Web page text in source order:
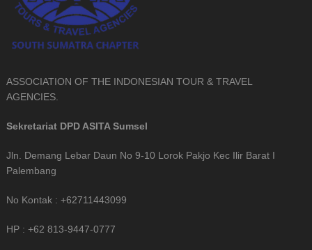
ASSOCIATION OF THE INDONESIAN TOUR & TRAVEL
AGENCIES.
Sekretariat DPD ASITA Sumsel
Jln. Demang Lebar Daun No 9-10 Lorok Pakjo Kec Ilir Barat I
Palembang
No Kontak : +62711443099
HP : +62 813-9447-0777